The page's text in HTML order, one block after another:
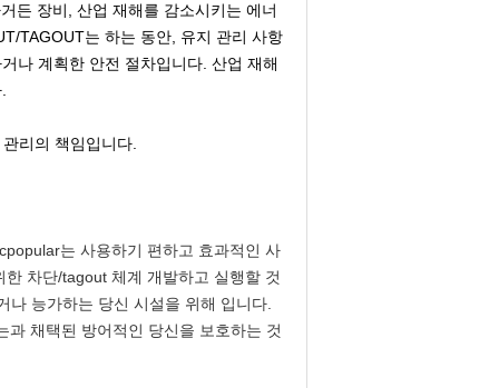
든 장비, 산업 재해를 감소시키는 에너
TAGOUT는 하는 동안, 유지 관리 사항
나 계획한 안전 절차입니다. 산업 재해
리의 책임입니다.
는 사용하기 편하고 효과적인 사
차단/tagout 체계 개발하고 실행할 것
능가하는 당신 시설을 위해 입니다.
채택된 방어적인 당신을 보호하는 것